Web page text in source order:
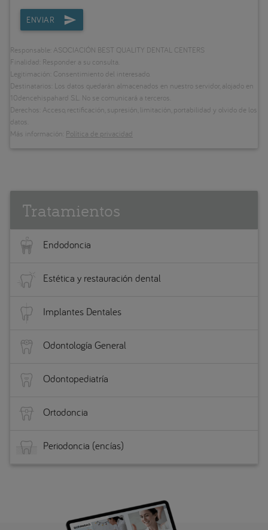
ENVIAR
Responsable: ASOCIACIÓN BEST QUALITY DENTAL CENTERS
Finalidad: Responder a su consulta.
Legitimación: Consentimiento del interesado.
Destinatarios: Los datos quedarán almacenados en nuestro servidor, alojado en
10dencehispahard S.L. No se comunicará a terceros.
Derechos: Acceso, rectificación, supresión, limitación, portabilidad y olvido de los
datos.
Más información: Política de privacidad
Tratamientos
Endodoncia
Estética y restauración dental
Implantes Dentales
Odontología General
Odontopediatría
Ortodoncia
Periodoncia (encías)